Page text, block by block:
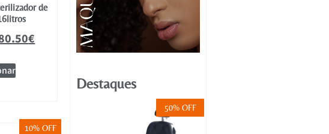
de
€
10% OFF
Destaques
50% OFF